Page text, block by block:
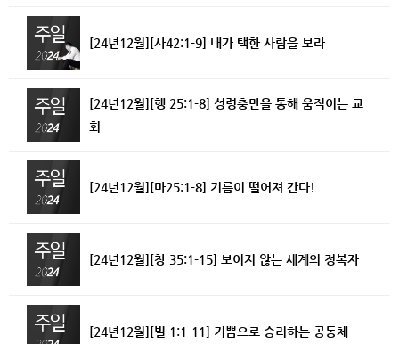
[24년12월][사42:1-9] 내가 택한 사람을 보라
[24년12월][행 25:1-8] 성령충만을 통해 움직이는 교
회
[24년12월][마25:1-8] 기름이 떨어져 간다!
[24년12월][창 35:1-15] 보이지 않는 세계의 정복자
[24년12월][빌 1:1-11] 기쁨으로 승리하는 공동체